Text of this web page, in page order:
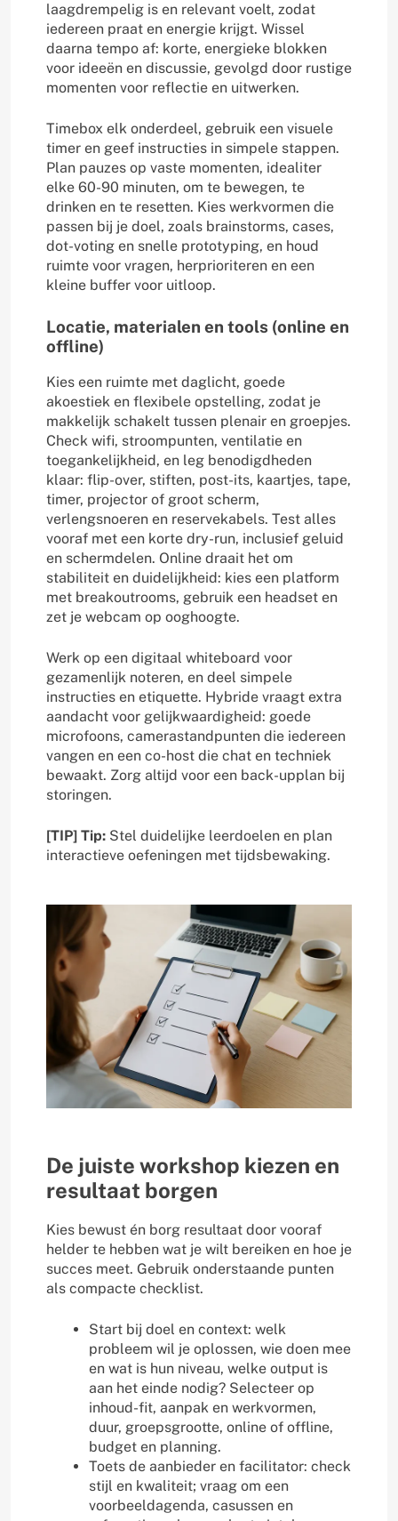
laagdrempelig is en relevant voelt, zodat
iedereen praat en energie krijgt. Wissel
daarna tempo af: korte, energieke blokken
voor ideeën en discussie, gevolgd door rustige
momenten voor reflectie en uitwerken.
Timebox elk onderdeel, gebruik een visuele
timer en geef instructies in simpele stappen.
Plan pauzes op vaste momenten, idealiter
elke 60-90 minuten, om te bewegen, te
drinken en te resetten. Kies werkvormen die
passen bij je doel, zoals brainstorms, cases,
dot-voting en snelle prototyping, en houd
ruimte voor vragen, herprioriteren en een
kleine buffer voor uitloop.
Locatie, materialen en tools (online en
offline)
Kies een ruimte met daglicht, goede
akoestiek en flexibele opstelling, zodat je
makkelijk schakelt tussen plenair en groepjes.
Check wifi, stroompunten, ventilatie en
toegankelijkheid, en leg benodigdheden
klaar: flip-over, stiften, post-its, kaartjes, tape,
timer, projector of groot scherm,
verlengsnoeren en reservekabels. Test alles
vooraf met een korte dry-run, inclusief geluid
en schermdelen. Online draait het om
stabiliteit en duidelijkheid: kies een platform
met breakoutrooms, gebruik een headset en
zet je webcam op ooghoogte.
Werk op een digitaal whiteboard voor
gezamenlijk noteren, en deel simpele
instructies en etiquette. Hybride vraagt extra
aandacht voor gelijkwaardigheid: goede
microfoons, camerastandpunten die iedereen
vangen en een co-host die chat en techniek
bewaakt. Zorg altijd voor een back-upplan bij
storingen.
[TIP] Tip: Stel duidelijke leerdoelen en plan
interactieve oefeningen met tijdsbewaking.
De juiste workshop kiezen en
resultaat borgen
Kies bewust én borg resultaat door vooraf
helder te hebben wat je wilt bereiken en hoe je
succes meet. Gebruik onderstaande punten
als compacte checklist.
Start bij doel en context: welk
probleem wil je oplossen, wie doen mee
en wat is hun niveau, welke output is
aan het einde nodig? Selecteer op
inhoud-fit, aanpak en werkvormen,
duur, groepsgrootte, online of offline,
budget en planning.
Toets de aanbieder en facilitator: check
stijl en kwaliteit; vraag om een
voorbeeldagenda, casussen en